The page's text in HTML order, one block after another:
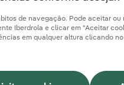
Cookies Canal de Denúncias
de navegação. Pode aceitar
Iberdrola e clicar em "Aceitar
em qualquer altura clicando